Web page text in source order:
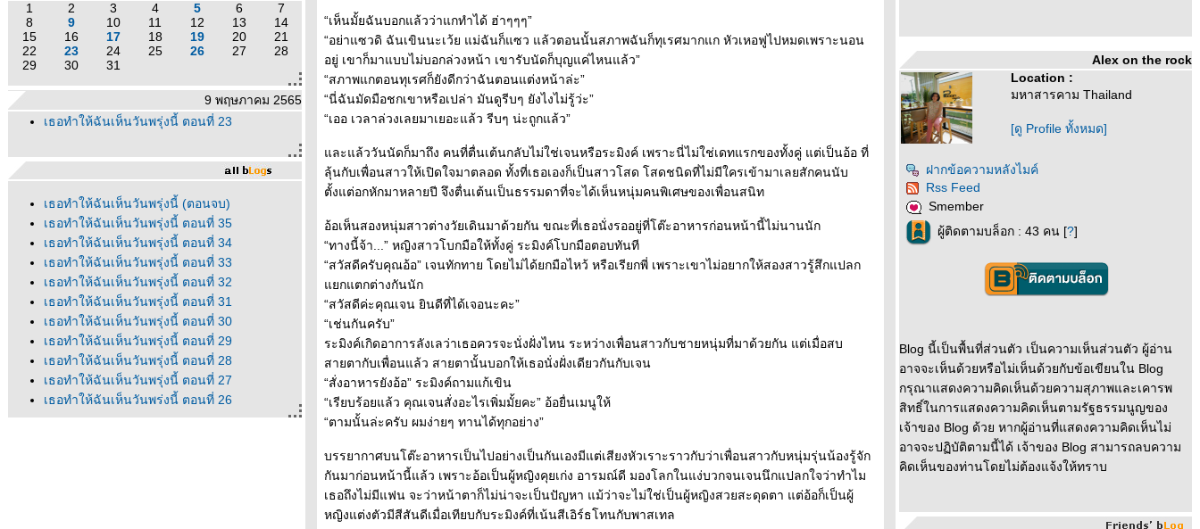
1
2 3 4 5 6
7
8
9 10 11 12 13
14
15
16 17 18 19 20
21
22
23 24 25 26 27
28
29
30 31
9 พฤษภาคม 2565
เธอทำให้ฉันเห็นวันพรุ่งนี้ ตอนที่ 23
เธอทำให้ฉันเห็นวันพรุ่งนี้ (ตอนจบ)
เธอทำให้ฉันเห็นวันพรุ่งนี้ ตอนที่ 35
เธอทำให้ฉันเห็นวันพรุ่งนี้ ตอนที่ 34
เธอทำให้ฉันเห็นวันพรุ่งนี้ ตอนที่ 33
เธอทำให้ฉันเห็นวันพรุ่งนี้ ตอนที่ 32
เธอทำให้ฉันเห็นวันพรุ่งนี้ ตอนที่ 31
เธอทำให้ฉันเห็นวันพรุ่งนี้ ตอนที่ 30
เธอทำให้ฉันเห็นวันพรุ่งนี้ ตอนที่ 29
เธอทำให้ฉันเห็นวันพรุ่งนี้ ตอนที่ 28
เธอทำให้ฉันเห็นวันพรุ่งนี้ ตอนที่ 27
เธอทำให้ฉันเห็นวันพรุ่งนี้ ตอนที่ 26
เธอทำให้ฉันเห็นวันพรุ่งนี้ ตอนที่ 25
“เห็นมั้ยฉันบอกแล้วว่าแกทำได้ ฮ่าๆๆๆ”
“อย่าแซวดิ ฉันเขินนะเว้ย แม่ฉันก็แซว แล้วตอนนั้นสภาพฉันก็ทุเรศมากแก หัวเหอฟูไปหมดเพราะนอน
อยู่ เขาก็มาแบบไม่บอกล่วงหน้า เขารับนัดก็บุญแค่ไหนแล้ว”
“สภาพแกตอนทุเรศก็ยังดีกว่าฉันตอนแต่งหน้าล่ะ”
“นี่ฉันมัดมือชกเขาหรือเปล่า มันดูรีบๆ ยังไงไม่รู้ว่ะ”
“เออ เวลาล่วงเลยมาเยอะแล้ว รีบๆ น่ะถูกแล้ว”
ละแล้ววันนัดก็มาถึง คนที่ตื่นเต้นกลับไม่ใช่เจนหรือระมิงค์ เพราะนี่ไม่ใช่เดทแรกของทั้งคู่ แต่เป็นอ้อ ที่
ลุ้นกับเพื่อนสาวให้เปิดใจมาตลอด ทั้งที่เธอเองก็เป็นสาวโสด โสดชนิดที่ไม่มีใครเข้ามาเลยสักคนนับ
ตั้งแต่อกหักมาหลายปี จึงตื่นเต้นเป็นธรรมดาที่จะได้เห็นหนุ่มคนพิเศษของเพื่อนสนิท
อ้อเห็นสองหนุ่มสาวต่างวัยเดินมาด้วยกัน ขณะที่เธอนั่งรออยู่ที่โต๊ะอาหารก่อนหน้านี้ไม่นานนัก
“ทางนี้จ้า...” หญิงสาวโบกมือให้ทั้งคู่ ระมิงค์โบกมือตอบทันที
“สวัสดีครับคุณอ้อ” เจนทักทาย โดยไม่ได้ยกมือไหว้ หรือเรียกพี่ เพราะเขาไม่อยากให้สองสาวรู้สึกแปลก
กแตกต่างกันนัก
“สวัสดีค่ะคุณเจน ยินดีที่ได้เจอนะคะ”
“เช่นกันครับ”
ระมิงค์เกิดอาการลังเลว่าเธอควรจะนั่งฝั่งไหน ระหว่างเพื่อนสาวกับชายหนุ่มที่มาด้วยกัน แต่เมื่อสบ
สายตากับเพื่อนแล้ว สายตานั้นบอกให้เธอนั่งฝั่งเดียวกันกับเจน
“สั่งอาหารยังอ้อ” ระมิงค์ถามแก้เขิน
“เรียบร้อยแล้ว คุณเจนสั่งอะไรเพิ่มมั้ยคะ” อ้อยื่นเมนูให้
“ตามนั้นล่ะครับ ผมง่ายๆ ทานได้ทุกอย่าง”
บรรยากาศบนโต๊ะอาหารเป็นไปอย่างเป็นกันเองมีแต่เสียงหัวเราะราวกับว่าเพื่อนสาวกับหนุ่มรุ่นน้องรู้จัก
กันมาก่อนหน้านี้แล้ว เพราะอ้อเป็นผู้หญิงคุยเก่ง อารมณ์ดี มองโลกในแง่บวกจนเจนนึกแปลกใจว่าทำไม
เธอถึงไม่มีแฟน จะว่าหน้าตาก็ไม่น่าจะเป็นปัญหา แม้ว่าจะไม่ใช่เป็นผู้หญิงสวยสะดุดตา แต่อ้อก็เป็นผู้
หญิงแต่งตัวมีสีสันดีเมื่อเทียบกับระมิงค์ที่เน้นสีเอิร์ธโทนกับพาสเทล
Alex on the rock
Location :
มหาสารคาม Thailand
[ดู Profile ทั้งหมด]
ฝากข้อความหลังไมค์
Rss Feed
Smember
ผู้ติดตามบล็อก : 43 คน [?]
Blog นี้เป็นพื้นที่ส่วนตัว เป็นความเห็นส่วนตัว ผู้อ่าน
อาจจะเห็นด้วยหรือไม่เห็นด้วยกับข้อเขียนใน Blog
กรุณาแสดงความคิดเห็นด้วยความสุภาพและเคารพ
สิทธิ์ในการแสดงความคิดเห็นตามรัฐธรรมนูญของ
เจ้าของ Blog ด้วย หากผู้อ่านที่แสดงความคิดเห็นไม่
อาจจะปฏิบัติตามนี้ได้ เจ้าของ Blog สามารถลบความ
คิดเห็นของท่านโดยไม่ต้องแจ้งให้ทราบ